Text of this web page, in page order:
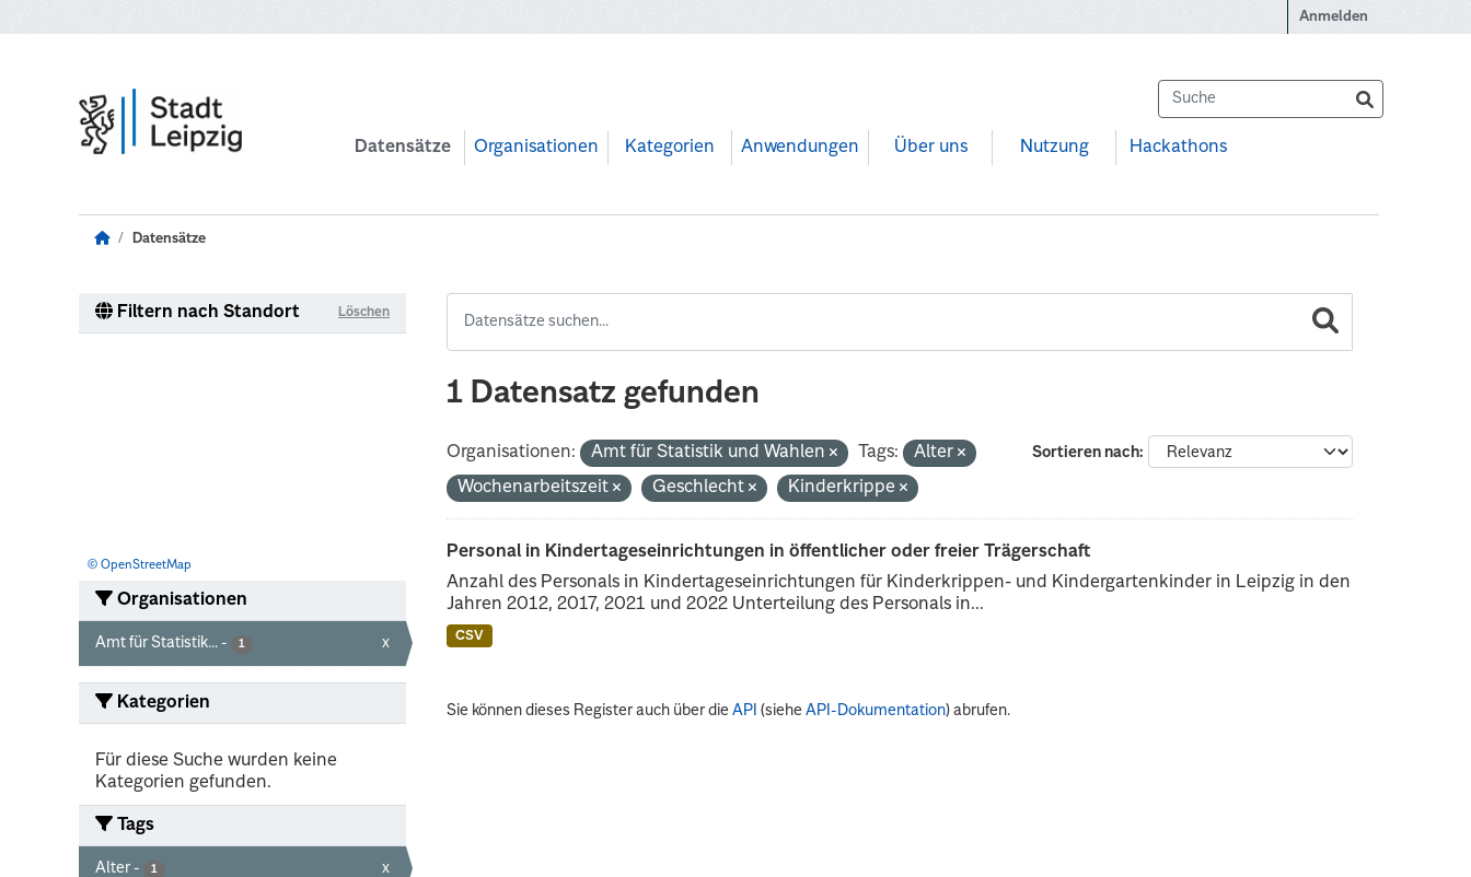
Anmelden
Datensätze Organisationen Kategorien Anwendungen Über uns Nutzung Hackathons
Datensätze
Filtern nach Standort Löschen
© OpenStreetMap
Organisationen
Amt für Statistik... - 1 x
Kategorien
Für diese Suche wurden keine
Kategorien gefunden.
Tags
Alter - 1 x
1 Datensatz gefunden
Sortieren nach
Organisationen: Amt für Statistik und Wahlen Tags:
Alter
Wochenarbeitszeit
Geschlecht Kinderkrippe
Personal in Kindertageseinrichtungen in öffentlicher oder freier Trägerschaft
Anzahl des Personals in Kindertageseinrichtungen für Kinderkrippen- und Kindergartenkinder in Leipzig in den
Jahren 2012, 2017, 2021 und 2022 Unterteilung des Personals in...
CSV
Sie können dieses Register auch über dieAPI (sieheAPI-Dokumentation) abrufen.